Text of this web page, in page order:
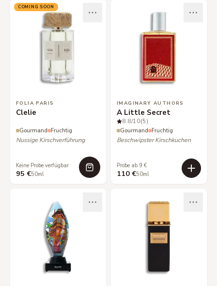
COMING SOON
FOLIA PARIS
Clelie
Gourmand Fruchtig
Nussige Kirschverführung
Keine Probe verfügbar
95 €50ml
IMAGINARY AUTHORS
A Little Secret
8.8/10(5)
Gourmand Fruchtig
Beschwipster Kirschkuchen
Probe ab 9 €
110 €50ml